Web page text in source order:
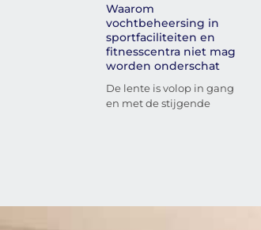
Waarom
vochtbeheersing in
sportfaciliteiten en
fitnesscentra niet mag
worden onderschat
De lente is volop in gang
en met de stijgende